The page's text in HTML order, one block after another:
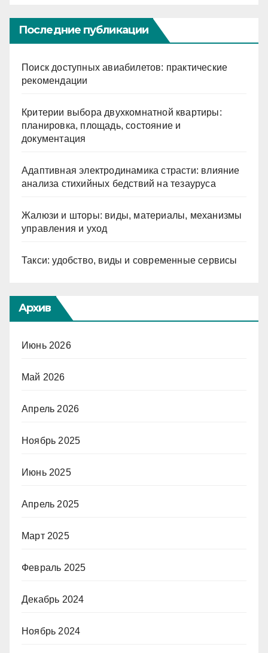
Последние публикации
Поиск доступных авиабилетов: практические
рекомендации
Критерии выбора двухкомнатной квартиры:
планировка, площадь, состояние и
документация
Адаптивная электродинамика страсти: влияние
анализа стихийных бедствий на тезауруса
Жалюзи и шторы: виды, материалы, механизмы
управления и уход
Такси: удобство, виды и современные сервисы
Архив
Июнь 2026
Май 2026
Апрель 2026
Ноябрь 2025
Июнь 2025
Апрель 2025
Март 2025
Февраль 2025
Декабрь 2024
Ноябрь 2024